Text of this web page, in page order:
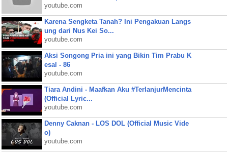
youtube.com
Karena Sengketa Tanah? Ini Pengakuan Langs
ung dari Nus Kei So...
youtube.com
Aksi Songong Pria ini yang Bikin Tim Prabu K
esal - 86
youtube.com
Tiara Andini - Maafkan Aku #TerlanjurMencinta
(Official Lyric...
youtube.com
Denny Caknan - LOS DOL (Official Music Vide
o)
youtube.com